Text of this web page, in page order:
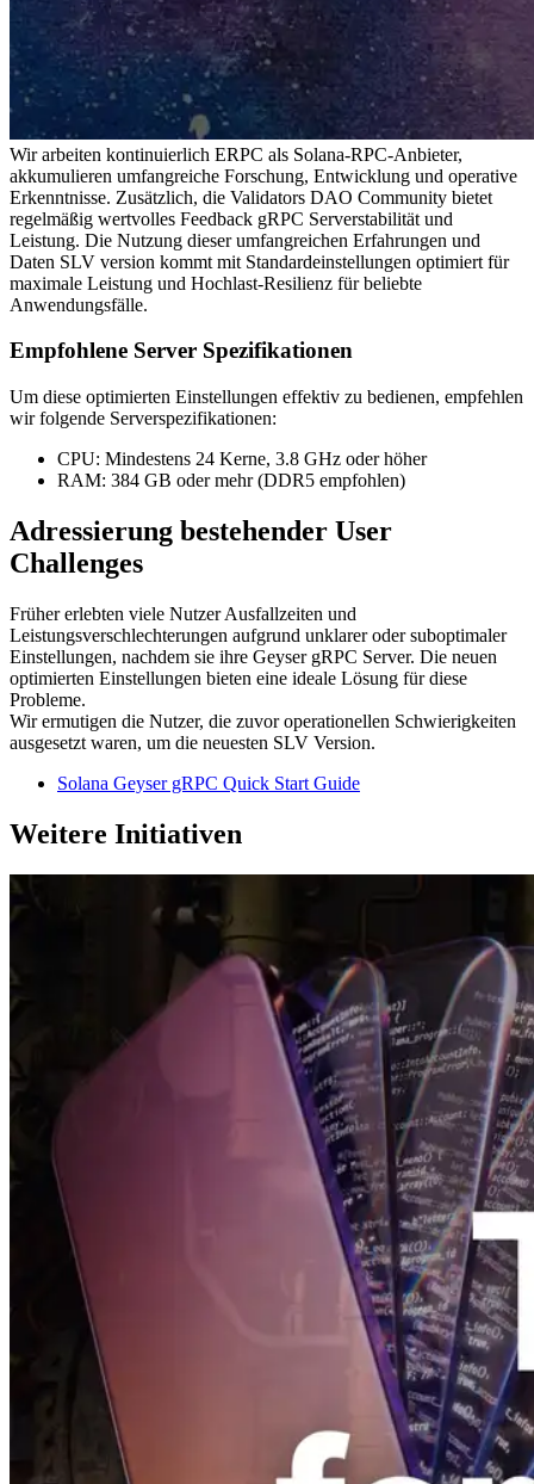
Wir arbeiten kontinuierlich ERPC als Solana-RPC-Anbieter,
akkumulieren umfangreiche Forschung, Entwicklung und operative
Erkenntnisse. Zusätzlich, die Validators DAO Community bietet
regelmäßig wertvolles Feedback gRPC Serverstabilität und
Leistung. Die Nutzung dieser umfangreichen Erfahrungen und
Daten SLV version kommt mit Standardeinstellungen optimiert für
maximale Leistung und Hochlast-Resilienz für beliebte
Anwendungsfälle.
Empfohlene Server Spezifikationen
Um diese optimierten Einstellungen effektiv zu bedienen, empfehlen
wir folgende Serverspezifikationen:
CPU: Mindestens 24 Kerne, 3.8 GHz oder höher
RAM: 384 GB oder mehr (DDR5 empfohlen)
Adressierung bestehender User
Challenges
Früher erlebten viele Nutzer Ausfallzeiten und
Leistungsverschlechterungen aufgrund unklarer oder suboptimaler
Einstellungen, nachdem sie ihre Geyser gRPC Server. Die neuen
optimierten Einstellungen bieten eine ideale Lösung für diese
Probleme.
Wir ermutigen die Nutzer, die zuvor operationellen Schwierigkeiten
ausgesetzt waren, um die neuesten SLV Version.
Solana Geyser gRPC Quick Start Guide
Weitere Initiativen